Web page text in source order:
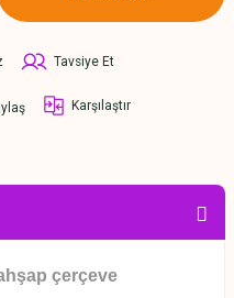
Tavsiye Et
Karşılaştır
çerçeve